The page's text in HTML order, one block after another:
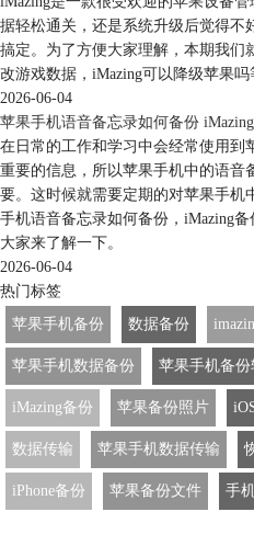
据轻松通关，还是系统升级后觉得不
搞定。为了方便大家理解，本期我们
改游戏数据，iMazing可以降级苹果吗
2026-06-04
苹果手机语音备忘录如何备份
在日常的工作和学习中会经常使用到
重要的信息，所以苹果手机中的语音
要。这时候就需要定期的对苹果手机
手机语音备忘录如何备份，iMazing
大家来了解一下。
2026-06-04
热门标签
苹果手机备份
数据备份
苹果手机数据备份 苹果手机备份
iMazing备份 苹果备份照片
数据传输 苹果手机数据传输
iPhone备份 苹果备份文件 手